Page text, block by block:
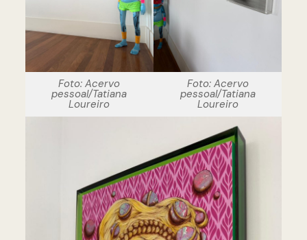
Foto: Acervo
pessoal/Tatiana
Loureiro
Foto: Acervo
pessoal/Tatiana
Loureiro